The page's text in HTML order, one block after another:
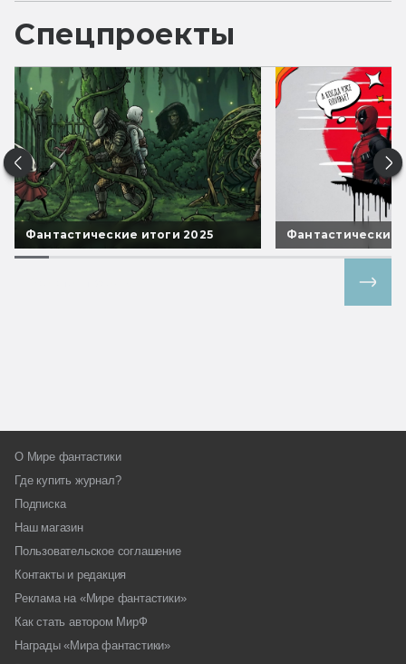
Спецпроекты
Фантастические итоги 2025 Фантастические
О Мире фантастики
Где купить журнал?
Подписка
Наш магазин
Пользовательское соглашение
Контакты и редакция
Реклама на «Мире фантастики»
Как стать автором МирФ
Награды «Мира фантастики»